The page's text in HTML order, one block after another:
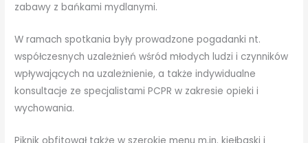
zabawy z bańkami mydlanymi.
W ramach spotkania były prowadzone pogadanki nt.
współczesnych uzależnień wśród młodych ludzi i czynników
wpływających na uzależnienie, a także indywidualne
konsultacje ze specjalistami PCPR w zakresie opieki i
wychowania.